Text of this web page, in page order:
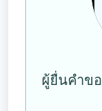
ผู้ยื่นคำข